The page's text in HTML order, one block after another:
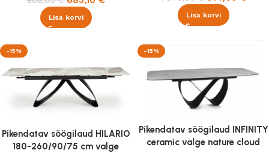
Lisa korvi Lisa korvi
-15%
Pikendatav söögilaud HILARIO
180-260/90/75 cm valge
-15%
Pikendatav söögilaud INFINITY
ceramic valge nature cloud